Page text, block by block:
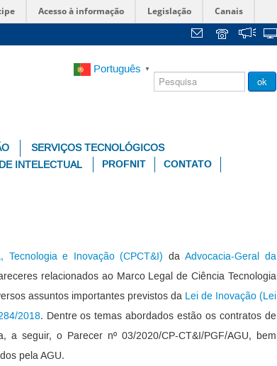
Acesso à informação Legislação Canais
Português ▼
Chamada
Pública
ok
SERVIÇOS TECNOLÓGICOS
INTELECTUAL PROFNIT CONTATO
Tecnologia e Inovação (CPCT&I) daAdvocacia-Geral da
relacionados ao Marco Legal de Ciência Tecnologia
assuntos importantes previstos da Lei de Inovação (Lei
2018. Dentre os temas abordados estão os contratos de
a seguir, o Parecer nº 03/2020/CP-CT&I/PGF/AGU, bem
pela AGU.